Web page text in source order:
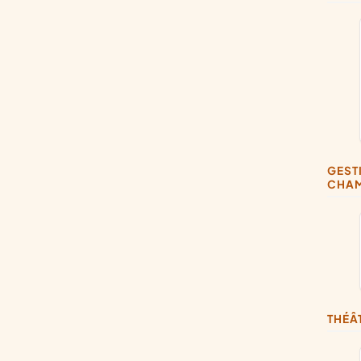
GESTION D'ÉQUIPEMENTS SPORTIFS, ORGANISATION DE RENCONTRES SPORTIVES, ORGANISATION DE